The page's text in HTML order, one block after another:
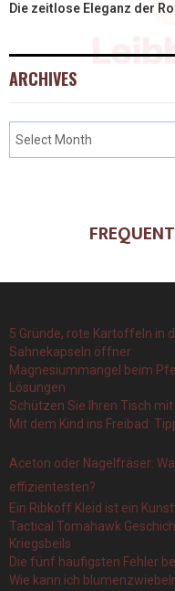
Die zeitlose Eleganz der
ARCHIVES
5 Gründe, rote Kartoffeln in
Sahnekapseln öffner
Magnesiummangel beim
Lösungen
Schützen Sie Ihren Tisch
Mit dem Kind ins Freibad:
Aceton oder Nagelfräser:
effizientesten?
Ein Ribkoff Kleid ist ein
Tactical Tomahawk
Kriegsbeils
Die fünf häufigsten Fehler
Wie kann ich